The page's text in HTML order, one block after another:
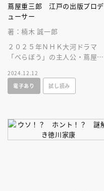
蔦屋重三郎 江戸の出版プロデ
ューサー
著：楠木 誠一郎
２０２５年ＮＨＫ大河ドラマ
「べらぼう」の主人公・蔦屋重
した江戸時代のヒットメーカー
の波乱の生涯！
2024.12.12
電子あり
試し読み